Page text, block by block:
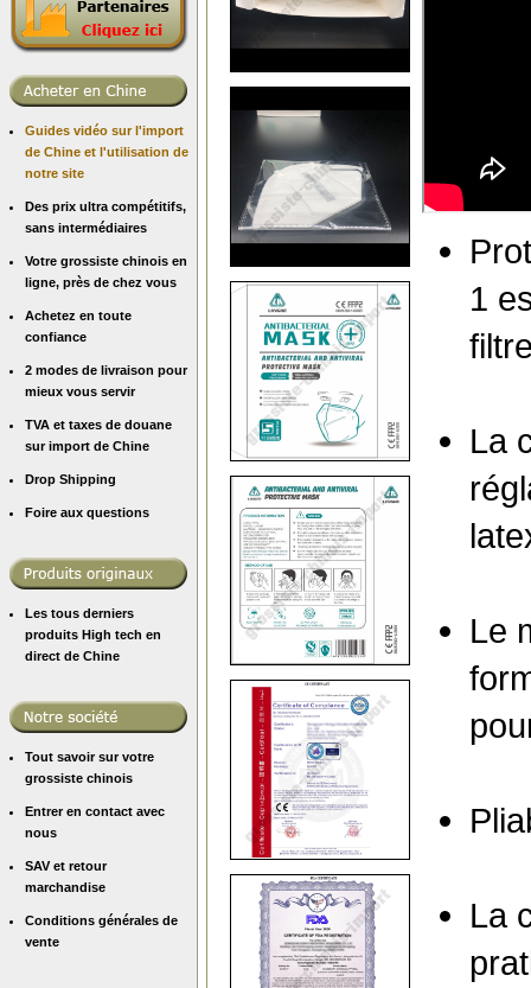
Guides vidéo sur l'import
de Chine et l'utilisation de
notre site
Des prix ultra compétitifs,
sans intermédiaires
Votre grossiste chinois en
ligne, près de chez vous
Achetez en toute
confiance
2 modes de livraison pour
mieux vous servir
TVA et taxes de douane
sur import de Chine
Drop Shipping
Foire aux questions
Les tous derniers
produits High tech en
direct de Chine
Tout savoir sur votre
grossiste chinois
Entrer en contact avec
nous
SAV et retour
marchandise
Conditions générales de
vente
1
La
Le
La